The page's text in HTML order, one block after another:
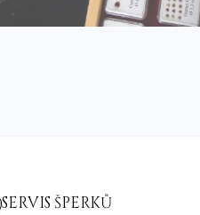
SERVIS ŠPERKŮ